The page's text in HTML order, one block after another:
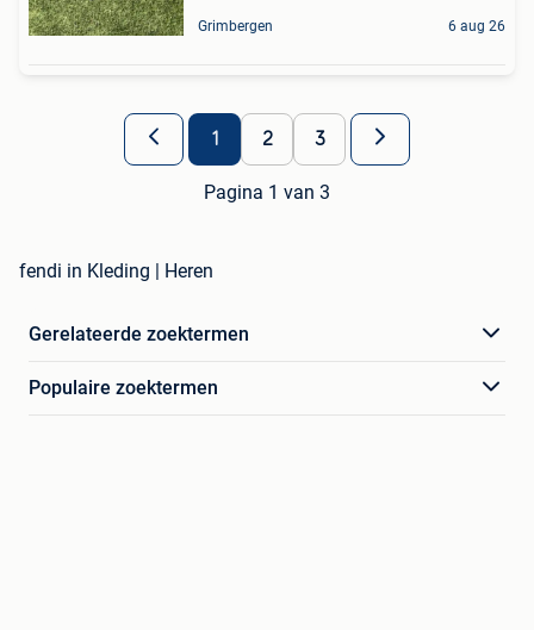
Grimbergen 6 aug 26
1 2 3
Pagina 1 van 3
fendi in Kleding | Heren
Gerelateerde zoektermen
Populaire zoektermen